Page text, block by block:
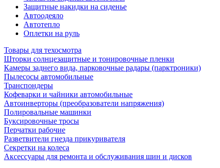
Защитные накидки на сиденье
Автоодеяло
Автотепло
Оплетки на руль
Товары для техосмотра
Шторки солнцезащитные и тонировочные пленки
Камеры заднего вида, парковочные радары (парктроники)
Пылесосы автомобильные
Транспондеры
Кофеварки и чайники автомобильные
Автоинверторы (преобразователи напряжения)
Полировальные машинки
Буксировочные тросы
Перчатки рабочие
Разветвители гнезда прикуривателя
Секретки на колеса
Аксессуары для ремонта и обслуживания ‎шин и дисков